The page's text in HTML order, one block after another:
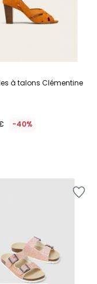
à talons Clémentine
-40%